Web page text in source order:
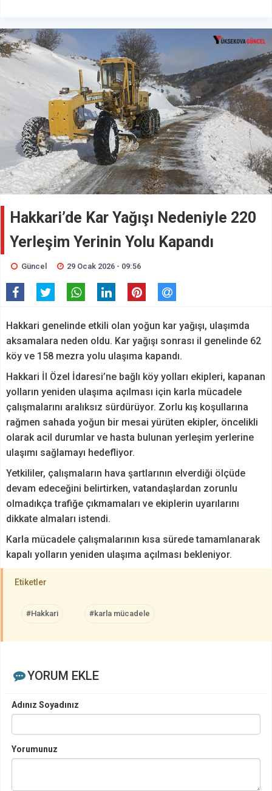
Hakkari’de Kar Yağışı Nedeniyle 220
Yerleşim Yerinin Yolu Kapandı
Güncel 29 Ocak 2026 - 09:56
Hakkari genelinde etkili olan yoğun kar yağışı, ulaşımda
aksamalara neden oldu. Kar yağışı sonrası il genelinde 62
köy ve 158 mezra yolu ulaşıma kapandı.
Hakkari İl Özel İdaresi’ne bağlı köy yolları ekipleri, kapanan
yolların yeniden ulaşıma açılması için karla mücadele
çalışmalarını aralıksız sürdürüyor. Zorlu kış koşullarına
rağmen sahada yoğun bir mesai yürüten ekipler, öncelikli
olarak acil durumlar ve hasta bulunan yerleşim yerlerine
ulaşımı sağlamayı hedefliyor.
Yetkililer, çalışmaların hava şartlarının elverdiği ölçüde
devam edeceğini belirtirken, vatandaşlardan zorunlu
olmadıkça trafiğe çıkmamaları ve ekiplerin uyarılarını
dikkate almaları istendi.
Karla mücadele çalışmalarının kısa sürede tamamlanarak
kapalı yolların yeniden ulaşıma açılması bekleniyor.
Etiketler
#Hakkari #karla mücadele
YORUM EKLE
Adınız Soyadınız
Yorumunuz